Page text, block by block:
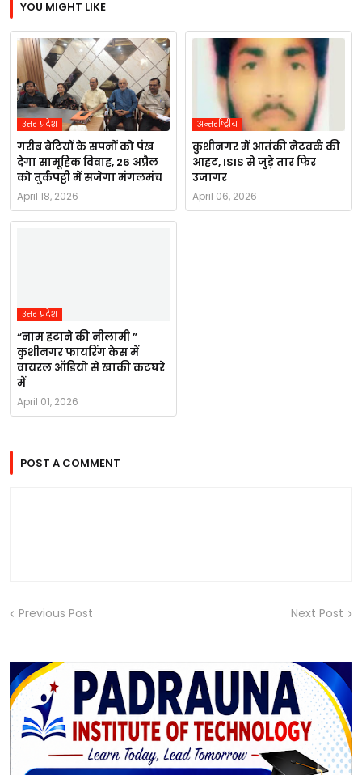
YOU MIGHT LIKE
उत्तर प्रदेश
गरीब बेटियों के सपनों को पंख
देगा सामूहिक विवाह, 26 अप्रैल
को तुर्कपट्टी में सजेगा मंगलमंच
April 18, 2026
अन्तर्राष्ट्रीय
कुशीनगर में आतंकी नेटवर्क की
आहट, ISIS से जुड़े तार फिर
उजागर
April 06, 2026
उत्तर प्रदेश
“नाम हटाने की नीलामी ”
कुशीनगर फायरिंग केस में
वायरल ऑडियो से खाकी कटघरे
में
April 01, 2026
POST A COMMENT
Previous Post Next Post